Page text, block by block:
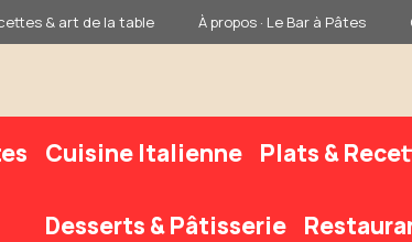
& art de la table À propos · Le Bar à Pâtes
Cuisine Italienne Plats &
Desserts & Pâtisserie